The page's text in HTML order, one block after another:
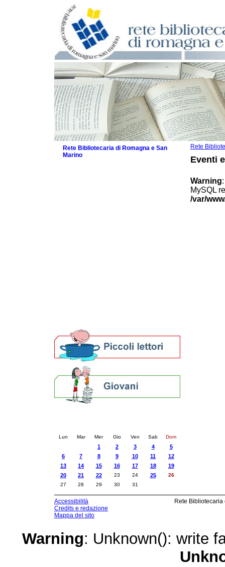
Rete
Eventi
Warning
MySQL
/var/
Rete Bibliotecaria di Romagna e San
Marino
Lun Mar Mer Gio Ven Sab Dom
1 2 3 4
5
6
7 8 9 10 11
12
13
14 15 16 17 18
19
20
21 22 23 24 25
26
27
28 29 30 31
Accessibilità
Credits e redazione
Mappa del sito
Rete
Warning: Unknown(): write